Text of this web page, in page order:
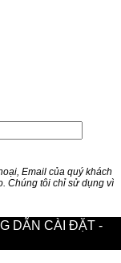
Email của quý khách
Chúng tôi chỉ sử dụng vì
DẪN CÀI ĐẶT -